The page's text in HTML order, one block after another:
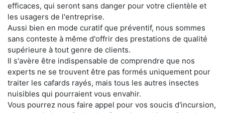
efficaces, qui seront sans danger pour votre clientèle et
les usagers de l'entreprise.
Aussi bien en mode curatif que préventif, nous sommes
sans conteste à même d'offrir des prestations de qualité
supérieure à tout genre de clients.
Il s'avère être indispensable de comprendre que nos
experts ne se trouvent être pas formés uniquement pour
traiter les cafards rayés, mais tous les autres insectes
nuisibles qui pourraient vous envahir.
Vous pourrez nous faire appel pour vos soucis d'incursion,